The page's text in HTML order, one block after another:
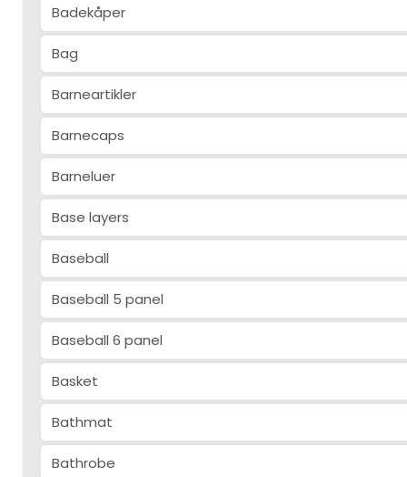
Badekåper
Bag
Barneartikler
Barnecaps
Barneluer
Base layers
Baseball
Baseball 5 panel
Baseball 6 panel
Basket
Bathmat
Bathrobe